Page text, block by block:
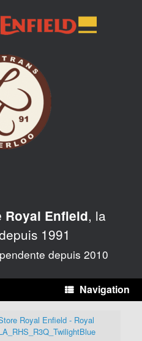
Royal Enfield, la
1991
depuis 2010
Navigation
Royal Enfield - Royal